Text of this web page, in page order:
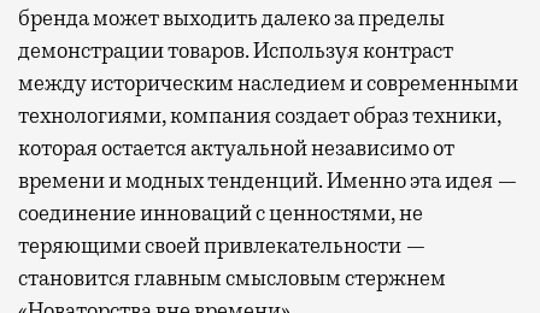
бренда может выходить далеко за пределы
демонстрации товаров. Используя контраст
между историческим наследием и современными
технологиями, компания создает образ техники,
которая остается актуальной независимо от
времени и модных тенденций. Именно эта идея —
соединение инноваций с ценностями, не
теряющими своей привлекательности —
становится главным смысловым стержнем